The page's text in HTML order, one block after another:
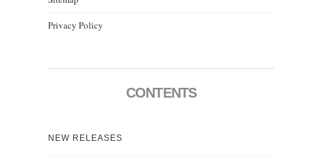
Privacy Policy
CONTENTS
NEW RELEASES